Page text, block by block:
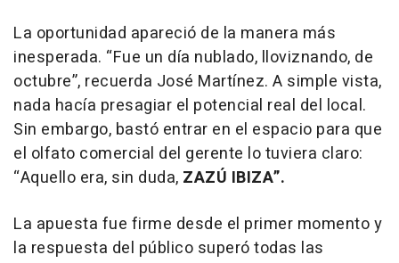
La oportunidad apareció de la manera más
inesperada. “Fue un día nublado, lloviznando, de
octubre”, recuerda José Martínez. A simple vista,
nada hacía presagiar el potencial real del local.
Sin embargo, bastó entrar en el espacio para que
el olfato comercial del gerente lo tuviera claro:
“Aquello era, sin duda, ZAZÚ IBIZA”.
La apuesta fue firme desde el primer momento y
la respuesta del público superó todas las